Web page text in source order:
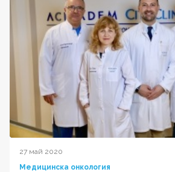
27 май 2020
Медицинска онкология